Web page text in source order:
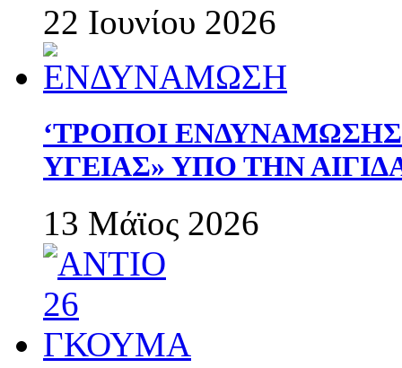
22 Ιουνίου 2026
‘ΤΡΟΠΟΙ
ΥΓΕΙΑΣ» ΥΠΟ ΤΗΝ
13 Μάϊος 2026